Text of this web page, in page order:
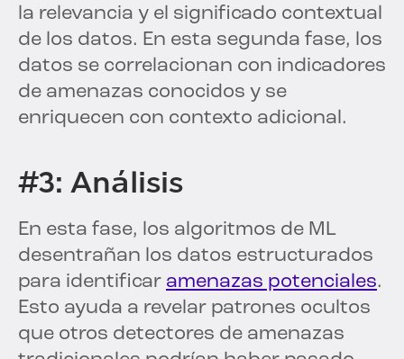
la relevancia y el significado contextual
de los datos. En esta segunda fase, los
datos se correlacionan con indicadores
de amenazas conocidos y se
enriquecen con contexto adicional.
#3: Análisis
En esta fase, los algoritmos de ML
desentrañan los datos estructurados
para identificar amenazas potenciales.
Esto ayuda a revelar patrones ocultos
que otros detectores de amenazas